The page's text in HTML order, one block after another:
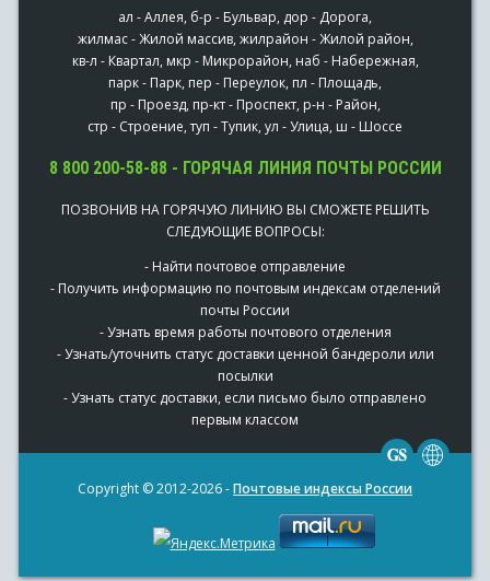
ал - Аллея, б-р - Бульвар, дор - Дорога,
жилмас - Жилой массив, жилрайон - Жилой район,
кв-л - Квартал, мкр - Микрорайон, наб - Набережная,
парк - Парк, пер - Переулок, пл - Площадь,
пр - Проезд, пр-кт - Проспект, р-н - Район,
стр - Строение, туп - Тупик, ул - Улица, ш - Шоссе
8 800 200-58-88 - ГОРЯЧАЯ ЛИНИЯ ПОЧТЫ РОССИИ
ПОЗВОНИВ НА ГОРЯЧУЮ ЛИНИЮ ВЫ СМОЖЕТЕ РЕШИТЬ
СЛЕДУЮЩИЕ ВОПРОСЫ:
- Найти почтовое отправление
- Получить информацию по почтовым индексам отделений
почты России
- Узнать время работы почтового отделения
- Узнать/уточнить статус доставки ценной бандероли или
посылки
- Узнать статус доставки, если письмо было отправлено
первым классом
Copyright © 2012-2026 -Почтовые индексы России